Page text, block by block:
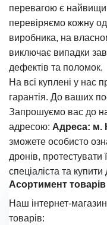
перевагою є
перевіряємо кожну
виробника, на
виключає випадки
дефектів та поломок.
На всі куплені у нас
гарантія. До ваших
Запрошуємо вас до
адресою: Адреса: м.
зможете особисто
дронів, протестувати
спеціаліста та купити
Асортимент
Наш інтернет-
товарів: